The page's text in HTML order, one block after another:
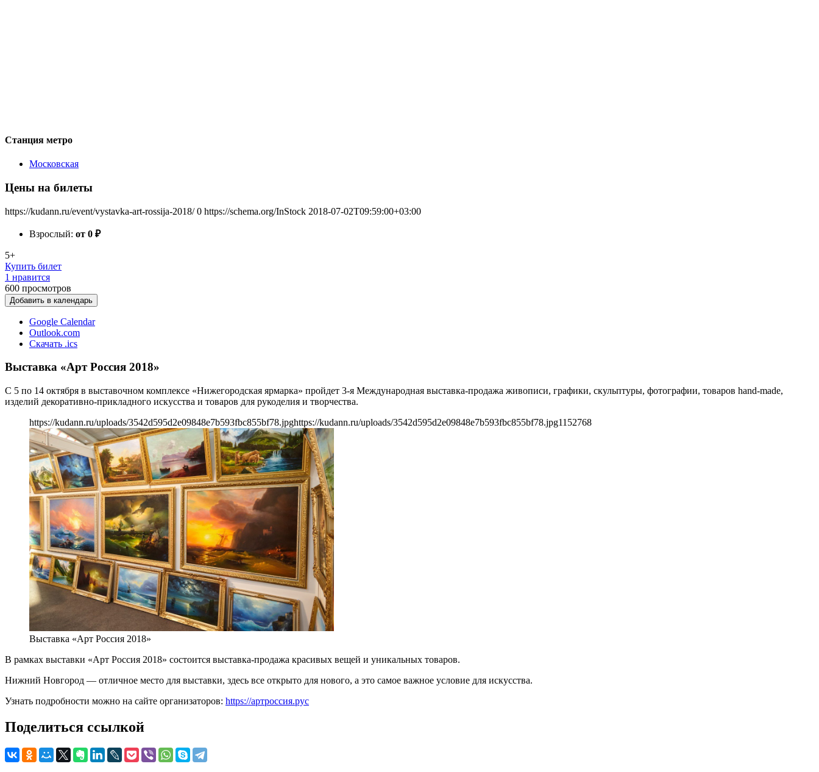
Станция метро
Московская
Цены на билеты
https://kudann.ru/event/vystavka-art-rossija-2018/ 0 https://schema.org/InStock 2018-07-02T09:59:00+03:00
Взрослый: от 0 ₽
5+
Купить билет
1 нравится
600 просмотров
Добавить в календарь
Google Calendar
Outlook.com
Скачать .ics
Выставка «Арт Россия 2018»
С 5 по 14 октября в выставочном комплексе «Нижегородская ярмарка» пройдет 3-я Международная выставка-продажа живописи, графики, скульптуры, фотографии, товаров hand-made,
изделий декоративно-прикладного искусства и товаров для рукоделия и творчества.
https://kudann.ru/uploads/3542d595d2e09848e7b593fbc855bf78.jpghttps://kudann.ru/uploads/3542d595d2e09848e7b593fbc855bf78.jpg1152768
Выставка «Арт Россия 2018»
В рамках выставки «Арт Россия 2018» состоится выставка-продажа красивых вещей и уникальных товаров.
Нижний Новгород — отличное место для выставки, здесь все открыто для нового, а это самое важное условие для искусства.
Узнать подробности можно на сайте организаторов: https://артроссия.рус
Поделиться ссылкой